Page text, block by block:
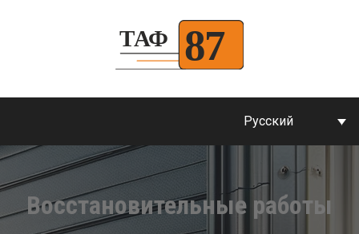
Русский
Восстановительные работы